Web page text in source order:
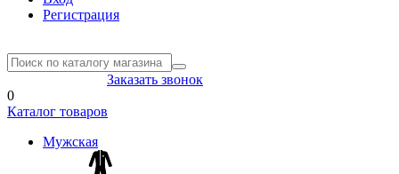
Регистрация
Заказать звонок
0
Каталог товаров
Мужская